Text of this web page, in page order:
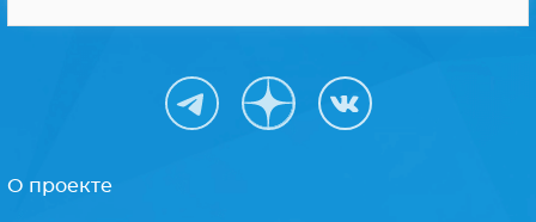
О проекте